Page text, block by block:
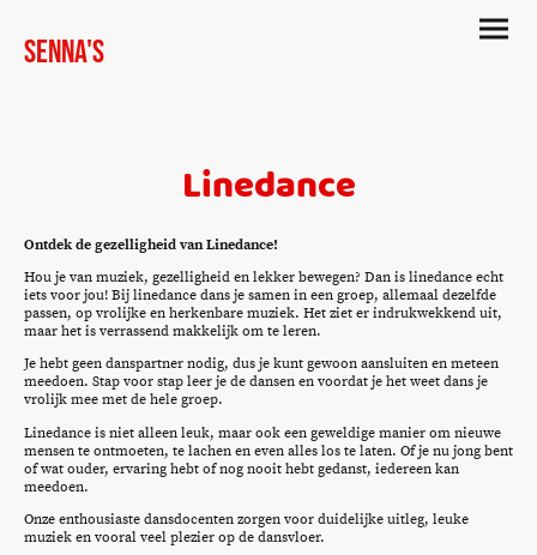
Senna's
Linedance
Ontdek de gezelligheid van Linedance!
Hou je van muziek, gezelligheid en lekker bewegen? Dan is linedance echt
iets voor jou! Bij linedance dans je samen in een groep, allemaal dezelfde
passen, op vrolijke en herkenbare muziek. Het ziet er indrukwekkend uit,
maar het is verrassend makkelijk om te leren.
Je hebt geen danspartner nodig, dus je kunt gewoon aansluiten en meteen
meedoen. Stap voor stap leer je de dansen en voordat je het weet dans je
vrolijk mee met de hele groep.
Linedance is niet alleen leuk, maar ook een geweldige manier om nieuwe
mensen te ontmoeten, te lachen en even alles los te laten. Of je nu jong bent
of wat ouder, ervaring hebt of nog nooit hebt gedanst, iedereen kan
meedoen.
Onze enthousiaste dansdocenten zorgen voor duidelijke uitleg, leuke
muziek en vooral veel plezier op de dansvloer.